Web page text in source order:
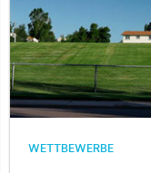
WETTBEWERBE